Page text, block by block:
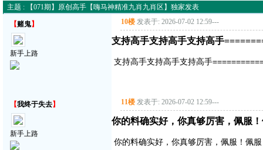
主题 : 【071期】原创高手【嗨马神精准九肖九肖区】独家发表
【赌鬼】
新手上路
10楼 发表于: 2026-07-02 12:59---
支持高手支持高手支持高手
支持高手支持高手支持高手
【我终于失去】
新手上路
11楼 发表于: 2026-07-02 12:59---
你的料确实好，你真够厉害，佩服
你的料确实好，你真够厉害，佩服！佩